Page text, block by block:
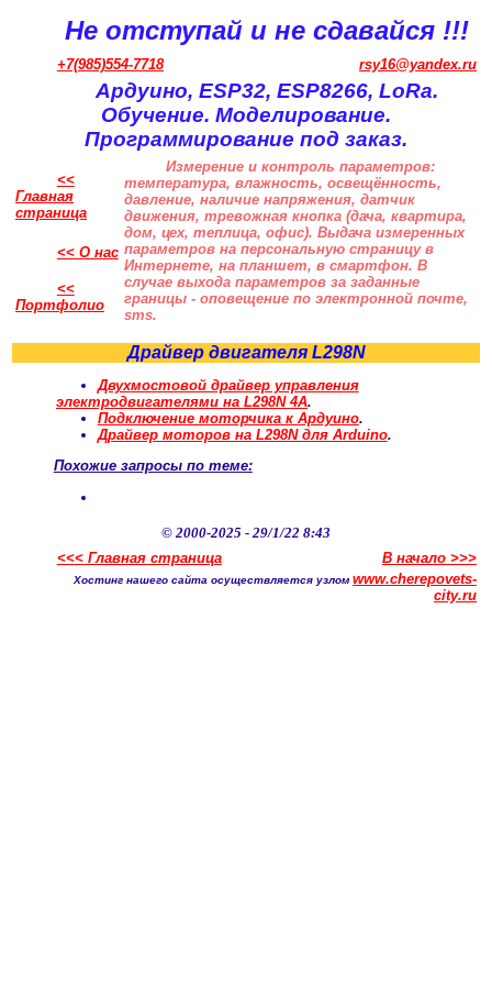
Не отступай и не сдавайся !!!
+7(985)554-7718 rsy16@yandex.ru
Ардуино, ESP32, ESP8266, LoRa.
Обучение. Моделирование.
Программирование под заказ.
<<
Главная
страница
Измерение и контроль параметров:
температура, влажность, освещённость,
давление, наличие напряжения, датчик
движения, тревожная кнопка (дача, квартира,
дом, цех, теплица, офис). Выдача измеренных
параметров на персональную страницу в
Интернете, на планшет, в смартфон. В
случае выхода параметров за заданные
границы - оповещение по электронной почте,
sms.
<< О нас
<<
Портфолио
Драйвер двигателя L298N
Двухмостовой драйвер управления
электродвигателями на L298N 4А.
Подключение моторчика к Ардуино.
Драйвер моторов на L298N для Arduino.
Похожие запросы по теме:
© 2000-2025 - 29/1/22 8:43
<<<Главная страница В начало >>>
Хостинг нашего сайта осуществляется узломwww.cherepovets-
city.ru